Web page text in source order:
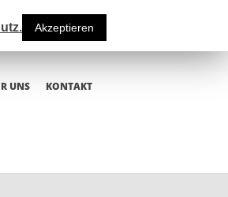
UNS KONTAKT
Akzeptieren